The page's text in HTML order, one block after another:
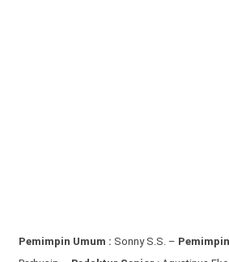
Pemimpin Umum : Sonny S.S. –